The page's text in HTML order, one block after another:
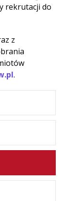
rekrutacji do
z
.